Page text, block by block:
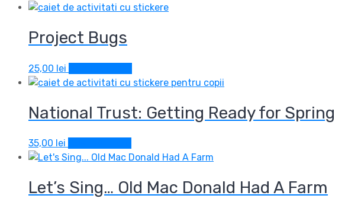
Project Bugs
25,00 lei
National Trust: Getting Ready for Spring
35,00 lei
Let’s Sing… Old Mac Donald Had A Farm